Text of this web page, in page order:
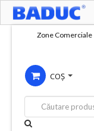
Compania
Servicii
Productie
Zone Comerciale
COȘ